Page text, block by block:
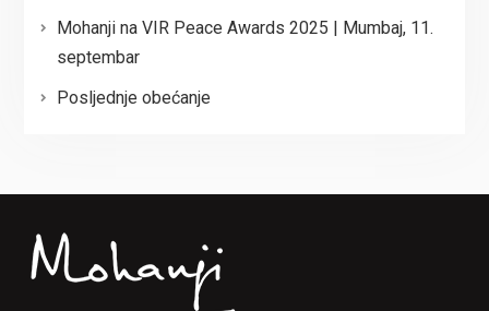
Mohanji na VIR Peace Awards 2025 | Mumbaj, 11.
septembar
Posljednje obećanje